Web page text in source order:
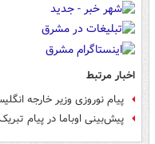
اخبار مرتبط
پیام نوروزی وزیر خارجه
پیش‌بینی اوباما در پیام